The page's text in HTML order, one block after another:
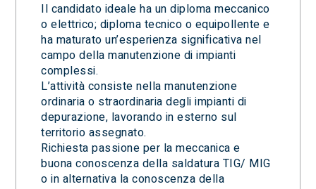
Il candidato ideale ha un diploma meccanico
o elettrico; diploma tecnico o equipollente e
ha maturato un’esperienza significativa nel
campo della manutenzione di impianti
complessi.
L’attività consiste nella manutenzione
ordinaria o straordinaria degli impianti di
depurazione, lavorando in esterno sul
territorio assegnato.
Richiesta passione per la meccanica e
buona conoscenza della saldatura TIG/ MIG
o in alternativa la conoscenza della